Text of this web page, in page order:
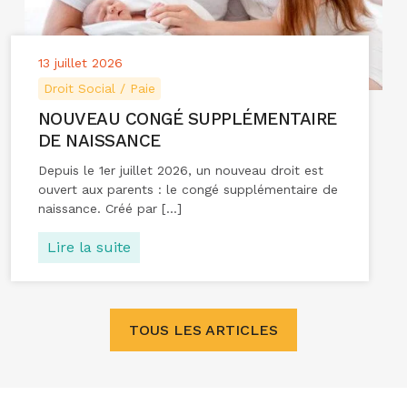
13 juillet 2026
Droit Social / Paie
NOUVEAU CONGÉ SUPPLÉMENTAIRE
DE NAISSANCE
Depuis le 1er juillet 2026, un nouveau droit est
ouvert aux parents : le congé supplémentaire de
naissance. Créé par […]
Lire la suite
TOUS LES ARTICLES